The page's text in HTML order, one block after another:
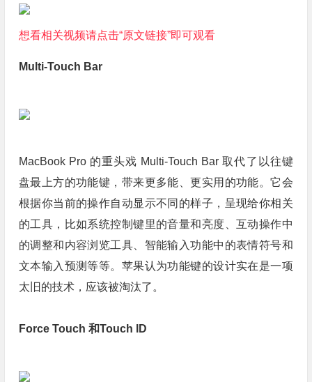
想看相关视频请点击“原文链接”即可观看
Multi-Touch Bar
MacBook Pro 的重头戏 Multi-Touch Bar 取代了以往键
盘最上方的功能键，带来更多能、更实用的功能。它会
根据你当前的操作自动显示不同的样子，呈现给你相关
的工具，比如系统控制键里的音量和亮度、互动操作中
的调整和内容浏览工具、智能输入功能中的表情符号和
文本输入预测等等。苹果认为功能键的设计实在是一项
太旧的技术，应该被淘汰了。
Force Touch 和Touch ID